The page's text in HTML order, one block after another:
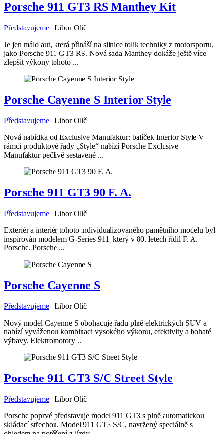
Porsche 911 GT3 RS Manthey Kit
Představujeme | Libor Olič
Je jen málo aut, která přináší na silnice tolik techniky z motorsportu,
jako Porsche 911 GT3 RS. Nová sada Manthey dokáže ještě více
zlepšit výkony tohoto ...
Porsche Cayenne S Interior Style
Představujeme | Libor Olič
Nová nabídka od Exclusive Manufaktur: balíček Interior Style V
rámci produktové řady „Style“ nabízí Porsche Exclusive
Manufaktur pečlivě sestavené ...
Porsche 911 GT3 90 F. A.
Představujeme | Libor Olič
Exteriér a interiér tohoto individualizovaného pamětního modelu byl
inspirován modelem G-Series 911, který v 80. letech řídil F. A.
Porsche. Porsche ...
Porsche Cayenne S
Představujeme | Libor Olič
Nový model Cayenne S obohacuje řadu plně elektrických SUV a
nabízí vyváženou kombinaci vysokého výkonu, efektivity a bohaté
výbavy. Elektromotory ...
Porsche 911 GT3 S/C Street Style
Představujeme | Libor Olič
Porsche poprvé představuje model 911 GT3 s plně automatickou
skládací střechou. Model 911 GT3 S/C, navržený speciálně s